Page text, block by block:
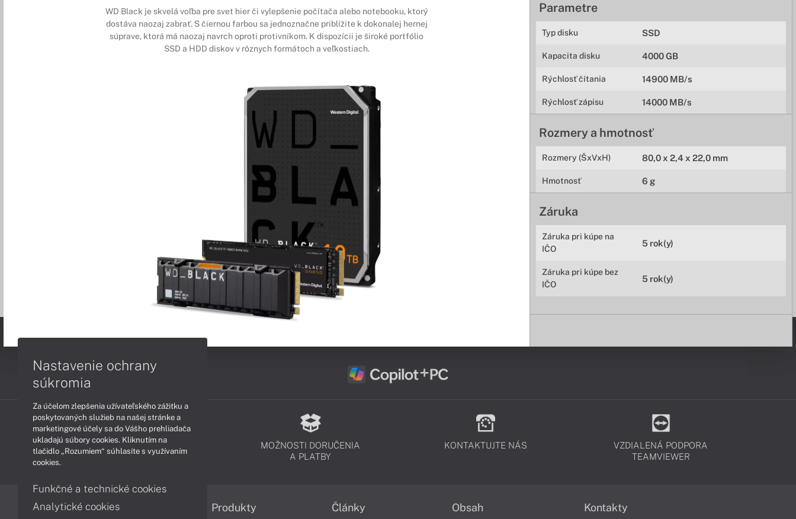
Parametre
Typ disku SSD
Kapacita disku 4000 GB
Rýchlosť čítania 14900 MB/s
Rýchlosť zápisu 14000 MB/s
Rozmery a hmotnosť
Rozmery (ŠxVxH) 80,0 x 2,4 x 22,0 mm
Hmotnosť 6 g
Záruka
Záruka pri kúpe na
IČO
5 rok(y)
Záruka pri kúpe bez
IČO
5 rok(y)
WD Black je skvelá voľba pre svet hier či vylepšenie počítača alebo notebooku, ktorý
dostáva naozaj zabrať. S čiernou farbou sa jednoznačne priblížite k dokonalej hernej
súprave, ktorá má naozaj navrch oproti protivníkom. K dispozícii je široké portfólio
SSD a HDD diskov v rôznych formátoch a veľkostiach.
PODPORA A SERVIS
MOŽNOSTI DORUČENIA
A PLATBY
KONTAKTUJTE NÁS
VZDIALENÁ PODPORA
TEAMVIEWER
Informácie Produkty Články Obsah Kontakty
Nastavenie ochrany
súkromia
Za účelom zlepšenia užívateľského zážitku a
poskytovaných služieb na našej stránke a
marketingové účely sa do Vášho prehliadača
ukladajú súbory cookies. Kliknutím na
tlačidlo „Rozumiem“ súhlasíte s využívaním
cookies.
Funkčné a technické cookies
Analytické cookies